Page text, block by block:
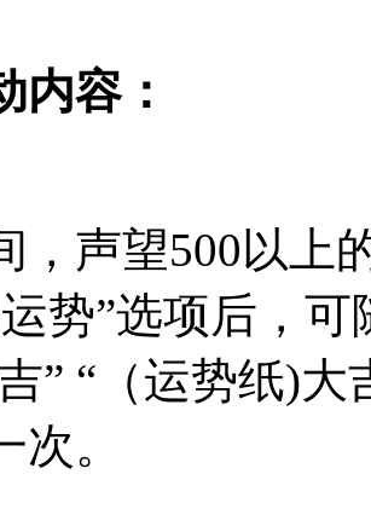
内容：
，声望500以上
势”选项后，
” “（运势纸)
。